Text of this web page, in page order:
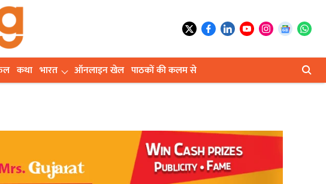
कथा भारत ऑनलाइन खेल पाठकों की कलम से